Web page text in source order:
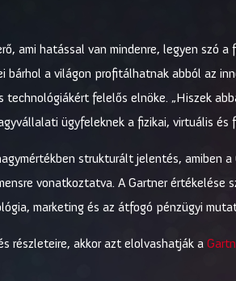
ami hatással van mindenre, legyen szó
bárhol a világon profitálhatnak abból az
technológiákért felelős elnöke. „Hiszek
ügyfeleknek a fizikai, virtuális és
strukturált jelentés, amiben
vonatkoztatva. A Gartner
marketing és az átfogó pénzügyi
részleteire, akkor azt elolvashatják a